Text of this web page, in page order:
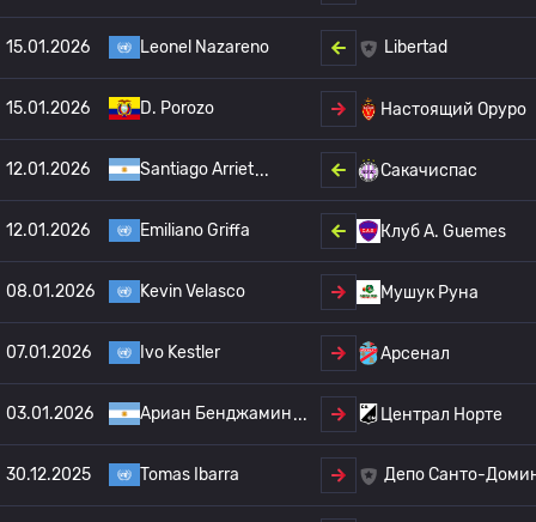
15.01.2026 Leonel Nazareno Libertad
15.01.2026 D. Porozo Настоящий Оруро
12.01.2026 Santiago Arriet Сакачиспас
12.01.2026 Emiliano Griffa Клуб А. Guemes
08.01.2026 Kevin Velasco Мушук Руна
07.01.2026 Ivo Kestler Арсенал
03.01.2026 Ариан Бенджамин Централ Норте
30.12.2025 Tomas Ibarra Депо Санто-